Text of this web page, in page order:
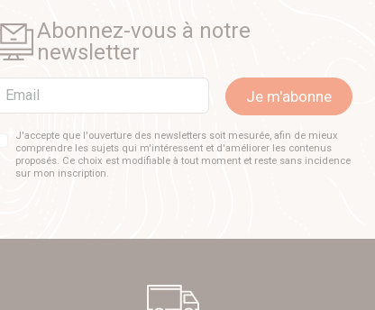
Abonnez-vous à notre
newsletter
Email Je m'abonne
J'accepte que l'ouverture des newsletters soit mesurée, afin de mieux
comprendre les sujets qui m'intéressent et d'améliorer les contenus
proposés. Ce choix est modifiable à tout moment et reste sans incidence
sur mon inscription.